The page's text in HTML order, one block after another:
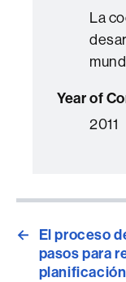
La
Year of
2011
←
El proceso
pasos para